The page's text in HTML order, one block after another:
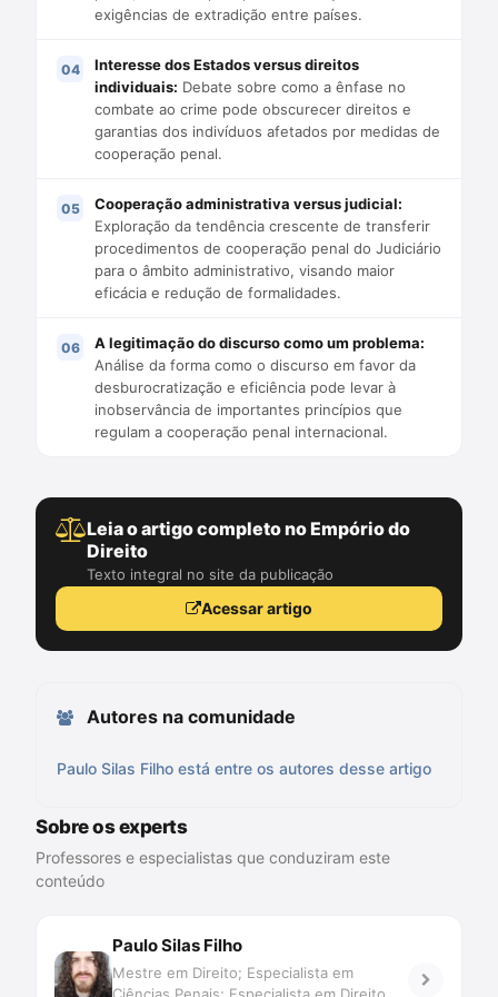
exigências de extradição entre países.
Interesse dos Estados versus direitos
individuais: Debate sobre como a ênfase no
combate ao crime pode obscurecer direitos e
garantias dos indivíduos afetados por medidas de
cooperação penal.
Cooperação administrativa versus judicial:
Exploração da tendência crescente de transferir
procedimentos de cooperação penal do Judiciário
para o âmbito administrativo, visando maior
eficácia e redução de formalidades.
A legitimação do discurso como um problema:
Análise da forma como o discurso em favor da
desburocratização e eficiência pode levar à
inobservância de importantes princípios que
regulam a cooperação penal internacional.
Leia o artigo completo no Empório do
Direito
Texto integral no site da publicação
Acessar artigo
Autores na comunidade
Paulo Silas Filho está entre os autores desse artigo
Sobre os experts
Professores e especialistas que conduziram este
conteúdo
Paulo Silas Filho
Mestre em Direito; Especialista em